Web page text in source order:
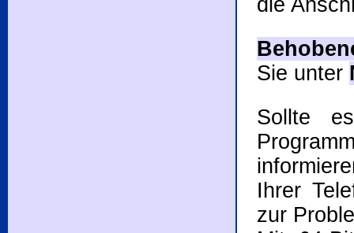
die
Sie unter
Sollte
Ihrer
zur